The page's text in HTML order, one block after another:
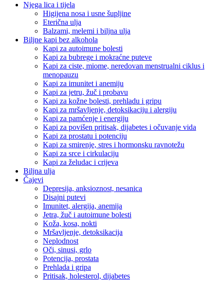
Njega lica i tijela
Higijena nosa i usne šupljine
Eterična ulja
Balzami, melemi i biljna ulja
Biljne kapi bez alkohola
Kapi za autoimune bolesti
Kapi za bubrege i mokraćne puteve
Kapi za ciste, miome, neredovan menstrualni ciklus i
menopauzu
Kapi za imunitet i anemiju
Kapi za jetru, žuč i probavu
Kapi za kožne bolesti, prehladu i gripu
Kapi za mršavljenje, detoksikaciju i alergiju
Kapi za pamćenje i energiju
Kapi za povišen pritisak, dijabetes i očuvanje vida
Kapi za prostatu i potenciju
Kapi za smirenje, stres i hormonsku ravnotežu
Kapi za srce i cirkulaciju
Kapi za želudac i crijeva
Biljna ulja
Čajevi
Depresija, anksioznost, nesanica
Disajni putevi
Imunitet, alergija, anemija
Jetra, žuč i autoimune bolesti
Koža, kosa, nokti
Mršavljenje, detoksikacija
Neplodnost
Oči, sinusi, grlo
Potencija, prostata
Prehlada i gripa
Pritisak, holesterol, dijabetes